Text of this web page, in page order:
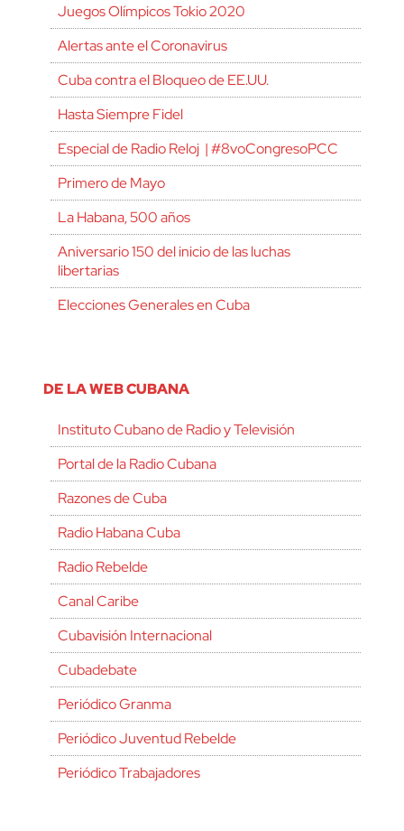
Juegos Olímpicos Tokio 2020
Alertas ante el Coronavirus
Cuba contra el Bloqueo de EE.UU.
Hasta Siempre Fidel
Especial de Radio Reloj | #8voCongresoPCC
Primero de Mayo
La Habana, 500 años
Aniversario 150 del inicio de las luchas
libertarias
Elecciones Generales en Cuba
DE LA WEB CUBANA
Instituto Cubano de Radio y Televisión
Portal de la Radio Cubana
Razones de Cuba
Radio Habana Cuba
Radio Rebelde
Canal Caribe
Cubavisión Internacional
Cubadebate
Periódico Granma
Periódico Juventud Rebelde
Periódico Trabajadores